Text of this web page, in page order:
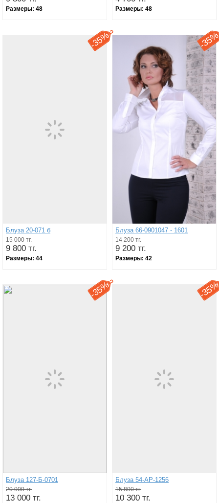
Размеры: 48 Размеры: 48
-
35%
Блуза 20-071 б
15 000 тг.
9 800 тг.
Размеры: 44
-
Блуза 66-0901047 - 1601
14 200 тг.
9 200 тг.
Размеры: 42
-
35%
Блуза 127-Б-0701
20 000 тг.
13 000 тг.
-
Блуза 54-АР-1256
15 800 тг.
10 300 тг.